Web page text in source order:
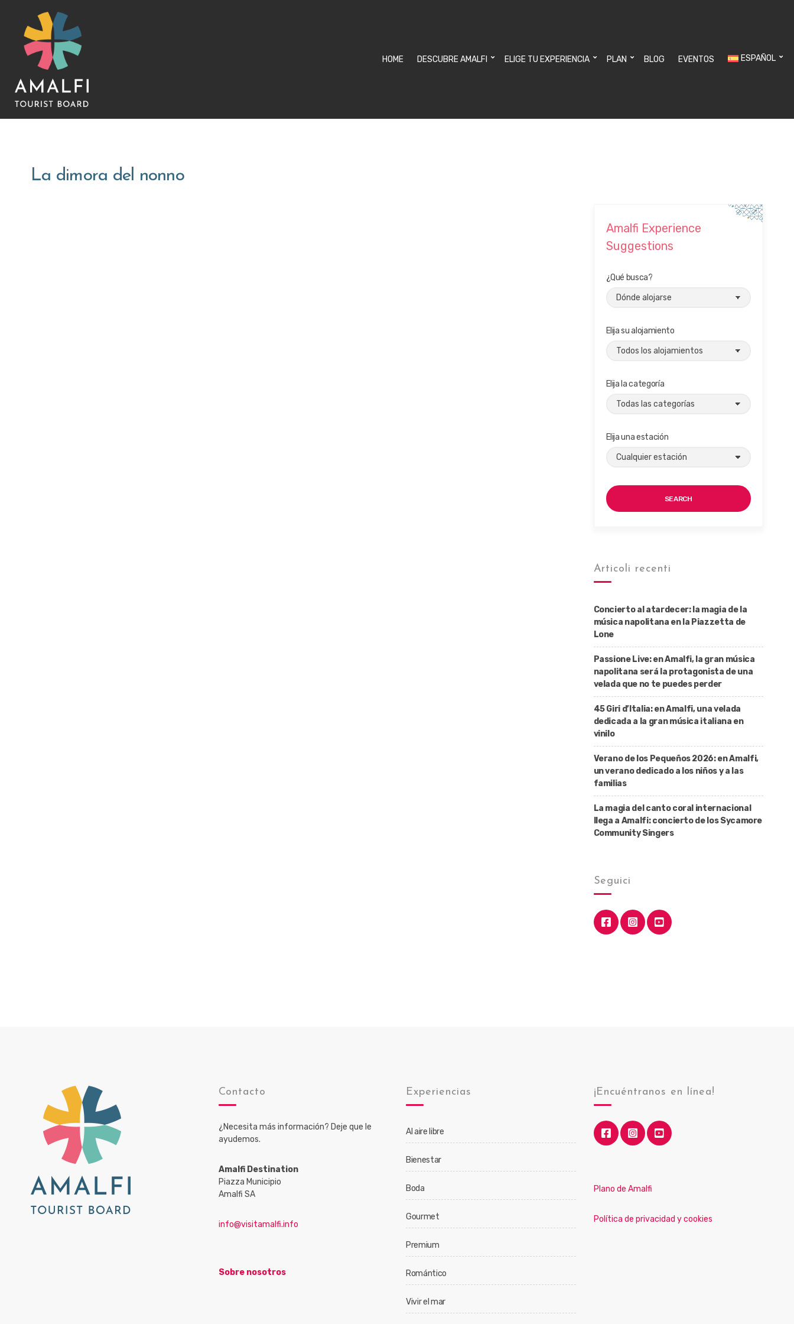
HOME DESCUBRE AMALFI ELIGE TU EXPERIENCIA PLAN BLOG EVENTOS ESPAÑOL
La dimora del nonno
Amalfi Experience
Suggestions
¿Qué busca?
Elija su alojamiento
Elija la categoría
Elija una estación
SEARCH
Articoli recenti
Concierto al atardecer: la magia de la
música napolitana en la Piazzetta de
Lone
Passione Live: en Amalfi, la gran música
napolitana será la protagonista de una
velada que no te puedes perder
45 Giri d’Italia: en Amalfi, una velada
dedicada a la gran música italiana en
vinilo
Verano de los Pequeños 2026: en Amalfi,
un verano dedicado a los niños y a las
familias
La magia del canto coral internacional
llega a Amalfi: concierto de los Sycamore
Community Singers
Seguici
Contacto
¿Necesita más información? Deje que le
ayudemos.
Amalfi Destination
Piazza Municipio
Amalfi SA
info@visitamalfi.info
Sobre nosotros
Experiencias
Al aire libre
Bienestar
Boda
Gourmet
Premium
Romántico
Vivir el mar
¡Encuéntranos en línea!
Plano de Amalfi
Política de privacidad y cookies